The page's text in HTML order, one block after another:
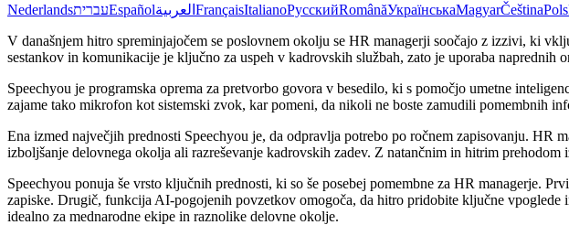
NederlandsעבריתEspañolالعربية FrançaisItalianoРусскийRomânăУкраїнськаMagyarČeština
V današnjem hitro spreminjajočem se poslovnem okolju se HR managerji soočajo z izzivi, ki
sestankov in komunikacije je ključno za uspeh v kadrovskih službah, zato je uporaba naprednih
Speechyou je programska oprema za pretvorbo govora v besedilo, ki s pomočjo umetne
zajame tako mikrofon kot sistemski zvok, kar pomeni, da nikoli ne boste zamudili pomembnih
Ena izmed največjih prednosti Speechyou je, da odpravlja potrebo po ročnem zapisovanju. HR
izboljšanje delovnega okolja ali razreševanje kadrovskih zadev. Z natančnim in hitrim
Speechyou ponuja še vrsto ključnih prednosti, ki so še posebej pomembne za HR managerje.
zapiske. Drugič, funkcija AI-pogojenih povzetkov omogoča, da hitro pridobite ključne
idealno za mednarodne ekipe in raznolike delovne okolje.